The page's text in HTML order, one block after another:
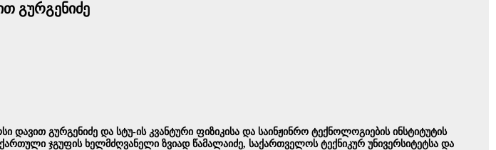
გურგენიძე
გურგენიძე და სტუ-ის კვანტური ფიზიკისა და საინჟინრო ტექნოლოგიების ინსტიტუტის
ჯგუფის ხელმძღვანელი ზვიად წამალაიძე, საქართველოს ტექნიკურ უნივერსიტეტსა და